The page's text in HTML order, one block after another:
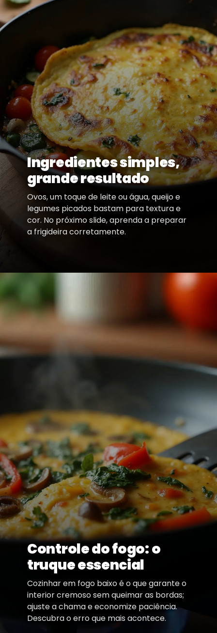
Ingredientes simples,
grande resultado
Ovos, um toque de leite ou água, queijo e
legumes picados bastam para textura e
cor. No próximo slide, aprenda a preparar
a frigideira corretamente.
Controle do fogo: o
truque essencial
Cozinhar em fogo baixo é o que garante o
interior cremoso sem queimar as bordas;
ajuste a chama e economize paciência.
Descubra o erro que mais acontece.